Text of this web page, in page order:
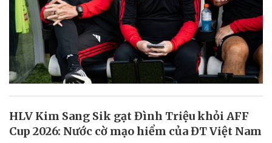
HLV Kim Sang Sik gạt Đình Triệu khỏi AFF
Cup 2026: Nước cờ mạo hiểm của ĐT Việt Nam